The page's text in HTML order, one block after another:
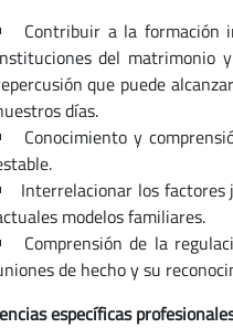
Contribuir a la formación
del matrimonio
que puede
días.
Conocimiento y
Interrelacionar los factores
modelos familiares.
Comprensión de la
de hecho y su
específicas